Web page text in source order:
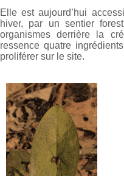
Elle est aujourd’hui
hiver, par un sentier
organismes derrière la
ressence quatre
proliférer sur le site.